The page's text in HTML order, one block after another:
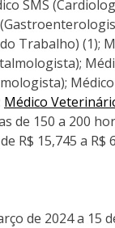
SMS
Trabalho) (1);
Médico
de 150 a 200
R$ 15,745 a R$
de 2024 a 15